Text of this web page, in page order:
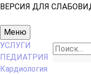
ВЕРСИЯ ДЛЯ
Основное
меню
Меню
Найти:
УСЛУГИ
ПЕДИАТРИЯ
Кардиология